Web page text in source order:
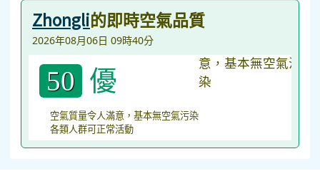
Zhongli的即時空氣品質
2026年08月06日 09時40分
50 優
空氣質量令人滿意，基本無空氣污染
各類人群可正常活動